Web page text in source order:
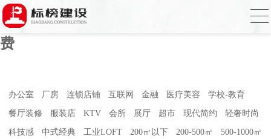
草莓视频污版APP下载,草莓视频APP在线
播放,国产草莓视频在线观看,草莓视频色免
费
办公室 厂房 连锁店铺 互联网 金融 医疗美容 学校-教育
餐厅装修 服装店 KTV 会所 展厅 超市 现代简约 轻奢时尚
科技感 中式经典 工业LOFT 200㎡以下 200-500㎡ 500-1000㎡